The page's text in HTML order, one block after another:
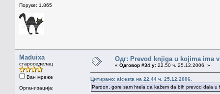
Поруке: 1.865
Maduixa
староседелац
Ван мреже
Организација:
Одг: Prevod knjiga u kojima ima
« Одговор #34 у: 22.50 ч. 25.12.2006. »
Цитирано: alcesta на 22.44 ч. 25.12.2006.
Pardon, gore sam htela da kažem da bih prevod dala